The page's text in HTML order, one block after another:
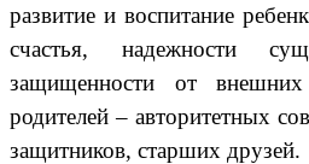
развитие и воспитание
счастья, надежности
защищенности от
родителей – авторитетных
защитников, старших друзей.